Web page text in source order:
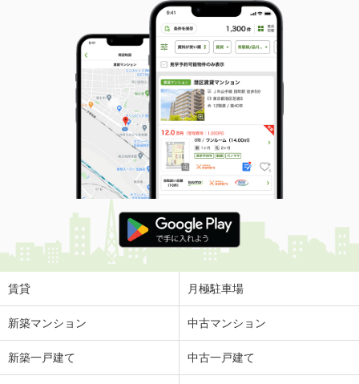
賃貸 月極駐車場
新築マンション 中古マンション
新築一戸建て 中古一戸建て